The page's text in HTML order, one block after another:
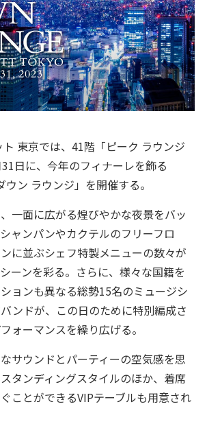
東京では、41階「ピーク ラウンジ
日に、今年のフィナーレを飾る
ウン ラウンジ」を開催する。
一面に広がる煌びやかな夜景をバッ
ャンパンやカクテルのフリーフロ
に並ぶシェフ特製メニューの数々が
ーンを彩る。さらに、様々な国籍を
ョンも異なる総勢15名のミュージシ
ンドが、この日のために特別編成さ
ォーマンスを繰り広げる。
サウンドとパーティーの空気感を思
タンディングスタイルのほか、着席
ことができるVIPテーブルも用意され